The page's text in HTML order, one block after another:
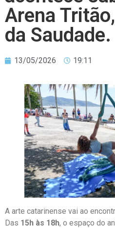
Arena
da Saudade.
13/05/2026 19:11
A arte catarinense vai ao
Das 15h às 18h, o espaço do